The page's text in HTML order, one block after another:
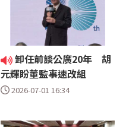
卸任前談公廣20年 胡
元輝盼董監事速改組
2026-07-01 16:34